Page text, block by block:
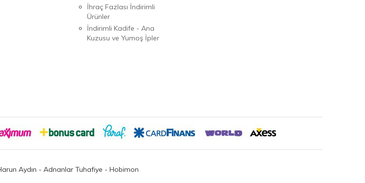
İhraç Fazlası İndirimli
Ürünler
İndirimli Kadife - Ana
Kuzusu ve Yumoş İpler
Aydın - Adnanlar Tuhafiye - Hobimon